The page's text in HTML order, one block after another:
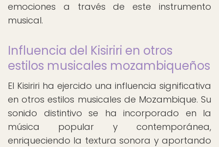
emociones a través de este instrumento
musical.
Influencia del Kisiriri en otros
estilos musicales mozambiqueños
El Kisiriri ha ejercido una influencia significativa
en otros estilos musicales de Mozambique. Su
sonido distintivo se ha incorporado en la
música popular y contemporánea,
enriqueciendo la textura sonora y aportando